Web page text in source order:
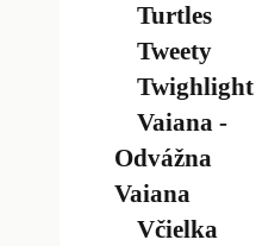
Turtles
Tweety
Twighlight
Vaiana -
Odvážna
Vaiana
Včielka